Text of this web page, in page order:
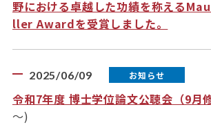
野における卓越した功績を称える
ller Awardを受賞しました。
2025/06/09 お知らせ
令和7年度 博士学位論文公聴会（9月修
～)